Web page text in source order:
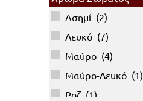
Ασημί (2)
Λευκό (7)
Μαύρο (4)
Μαύρο-Λευκό (1)
Ροζ (1)